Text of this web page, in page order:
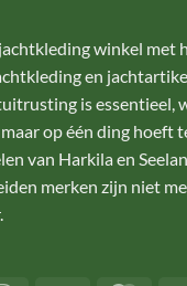
winkel met
en
is essentieel,
op één ding hoeft
van Harkila en
merken zijn niet